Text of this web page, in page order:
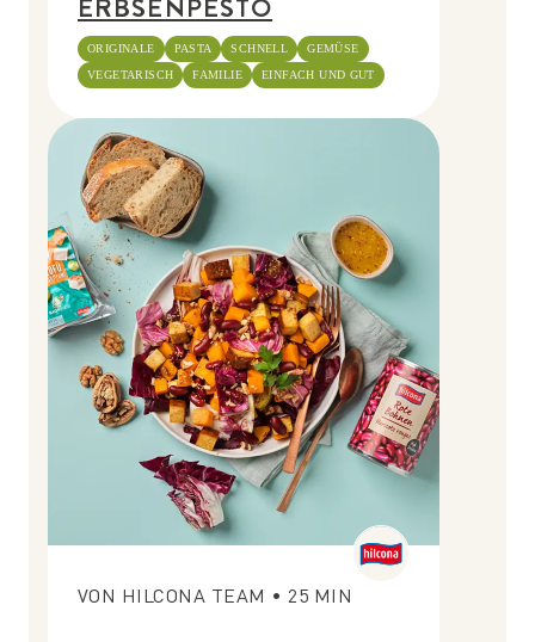
ERBSENPESTO
ORIGINALE PASTA SCHNELL
GEMÜSE
VEGETARISCH
FAMILIE EINFACH UND GUT
VON HILCONA TEAM •25 MIN